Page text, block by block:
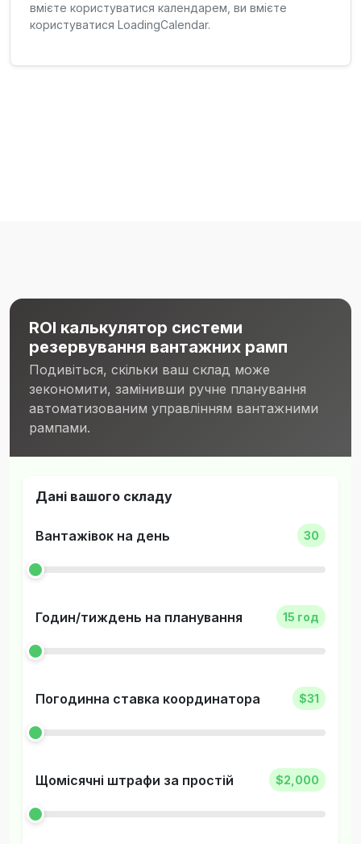
вмієте користуватися календарем, ви вмієте
користуватися LoadingCalendar.
ROI калькулятор системи
резервування вантажних рамп
Подивіться, скільки ваш склад може
зекономити, замінивши ручне планування
автоматизованим управлінням вантажними
рампами.
Дані вашого складу
Вантажівок на день 30
Годин/тиждень на планування 15 год
Погодинна ставка координатора $31
Щомісячні штрафи за простій $2,000